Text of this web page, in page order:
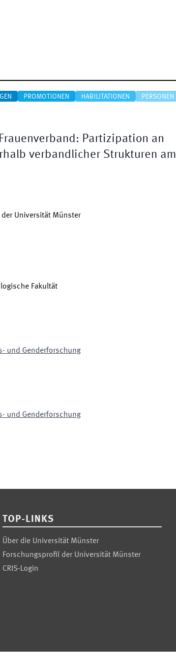
PROMOTIONEN HABILITATIONEN PERSONEN
Partizipation an
verbandlicher Strukturen am
Universität Münster
Fakultät
und Genderforschung
und Genderforschung
TOP-LINKS
Über die Universität Münster
Forschungsprofil der Universität Münster
CRIS-Login